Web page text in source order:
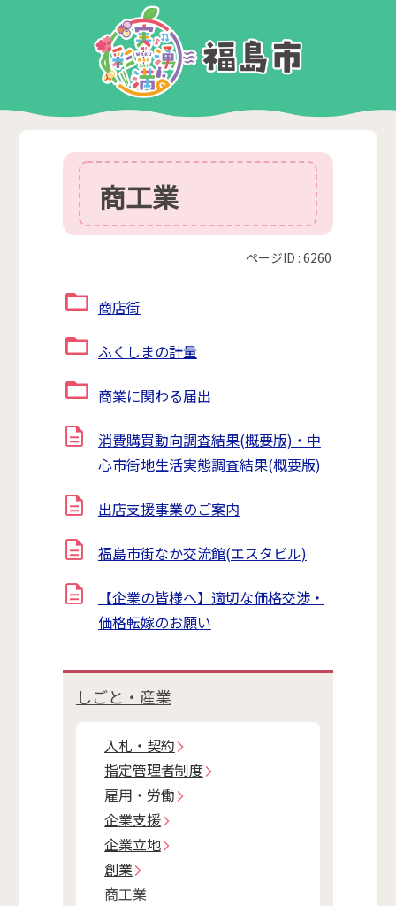
商工業
ページID :6260
商店街
ふくしまの計量
商業に関わる届出
消費購買動向調査結果(概要版)・中
心市街地生活実態調査結果(概要版)
出店支援事業のご案内
福島市街なか交流館(エスタビル)
【企業の皆様へ】適切な価格交渉・
価格転嫁のお願い
しごと・産業
入札・契約
指定管理者制度
雇用・労働
企業支援
企業立地
創業
商工業